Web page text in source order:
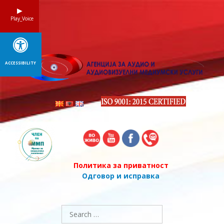
Политика за приватност
Одговор и исправка
Search
for:
Play_Voice
ACCESSIBILITY